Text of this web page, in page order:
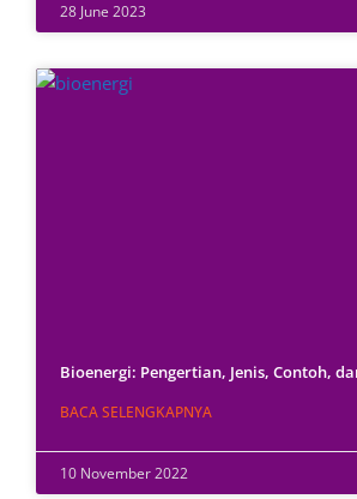
28 June 2023
Bioenergi: Pengertian, Jenis, Contoh,
BACA SELENGKAPNYA
10 November 2022